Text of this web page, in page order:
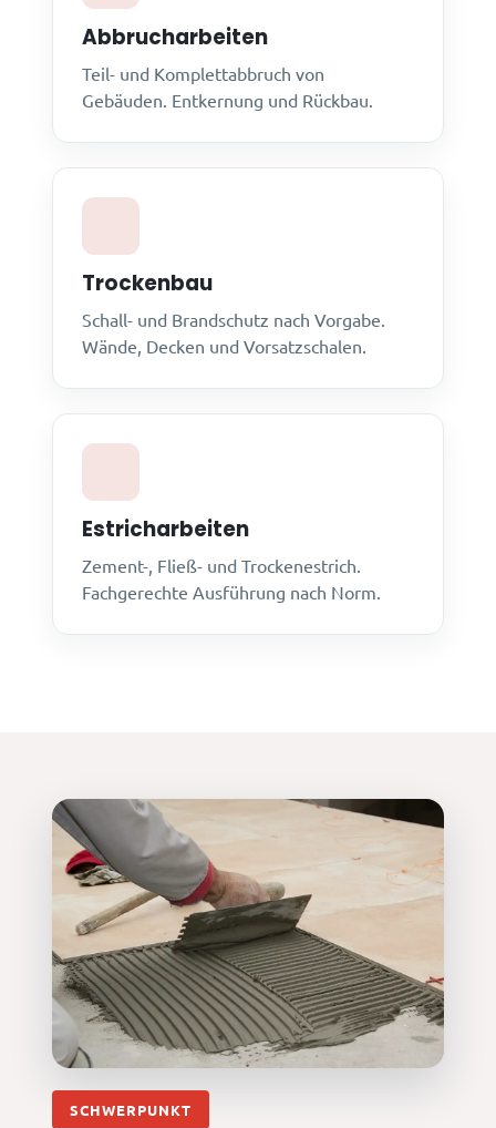
Abbrucharbeiten
Teil- und Komplettabbruch von
Gebäuden. Entkernung und Rückbau.
Trockenbau
Schall- und Brandschutz nach Vorgabe.
Wände, Decken und Vorsatzschalen.
Estricharbeiten
Zement-, Fließ- und Trockenestrich.
Fachgerechte Ausführung nach Norm.
SCHWERPUNKT